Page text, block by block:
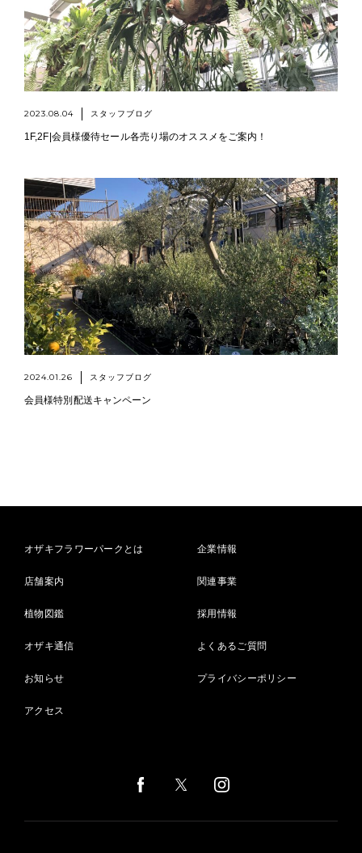
2023.08.04 スタッフブログ
1F,2F|会員様優待セール各売り場のオススメをご案内！
2024.01.26 スタッフブログ
会員様特別配送キャンペーン
オザキフラワーパークとは
店舗案内
植物図鑑
オザキ通信
お知らせ
アクセス
企業情報
関連事業
採用情報
よくあるご質問
プライバシーポリシー